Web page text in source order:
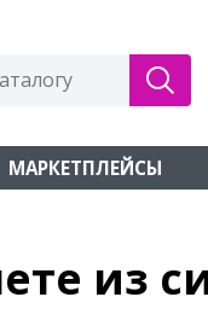
МАРКЕТПЛЕЙСЫ
из